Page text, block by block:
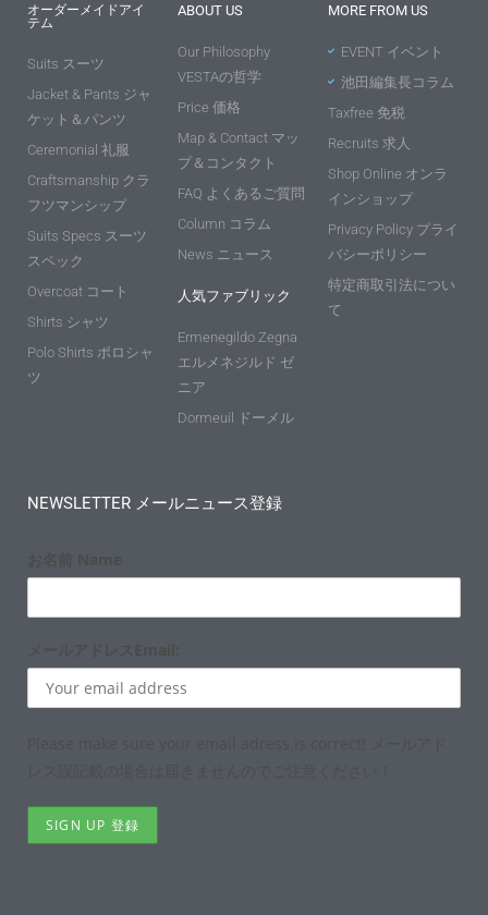
オーダーメイドアイ
テム
Suits スーツ
Jacket & Pants ジャ
ケット＆パンツ
Ceremonial 礼服
Craftsmanship クラ
フツマンシップ
Suits Specs スーツ
スペック
Overcoat コート
Shirts シャツ
Polo Shirts ポロシャ
ツ
ABOUT US
Our Philosophy
VESTAの哲学
Price 価格
Map & Contact マッ
プ＆コンタクト
FAQ よくあるご質問
Column コラム
News ニュース
人気ファブリック
Ermenegildo Zegna
エルメネジルド ゼ
ニア
Dormeuil ドーメル
MORE FROM US
EVENT イベント
池田編集長コラム
Taxfree 免税
Recruits 求人
Shop Online オンラ
インショップ
Privacy Policy プライ
バシーポリシー
特定商取引法につい
て
NEWSLETTER メールニュース登録